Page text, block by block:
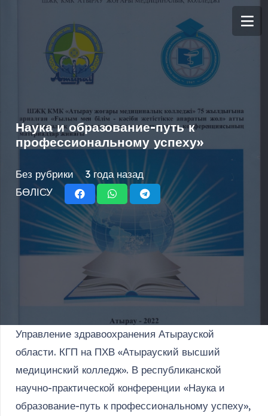
Наука и образование-путь к
профессиональному успеху»
Без рубрики
3 года назад
БӨЛІСУ
Управление здравоохранения Атырауской
области. КГП на ПХВ «Атырауский высший
медицинский колледж». В республиканской
научно-практической конференции «Наука и
образование-путь к профессиональному успеху»,